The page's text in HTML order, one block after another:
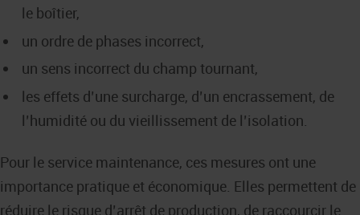
le boîtier,
un ordre de phases incorrect,
un sens incorrect du champ tournant,
les effets d’une surcharge, d’un encrassement, de
l’humidité ou du vieillissement de l’isolation.
Pour le service maintenance, ces mesures ont une
importance pratique et économique. Elles permettent de
réduire le risque d’arrêt de production, de raccourcir le